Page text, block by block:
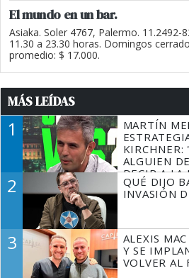
El mundo en un bar.
Asiaka. Soler 4767, Palermo. 11.2492-
11.30 a 23.30 horas. Domingos
promedio: $ 17.000.
MÁS LEÍDAS
1
MARTÍN
KIRCHNER:
ALGUIEN
DECIR A LA
TIENE QUE
2
QUÉ DIJO
INVASIÓN
3
ALEXIS
Y SE
VOLVER AL